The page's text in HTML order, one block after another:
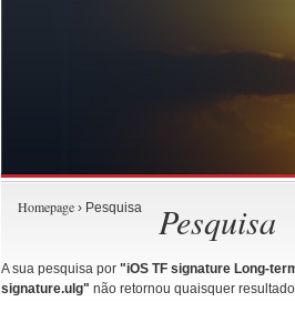
Homepage › Pesquisa Pesquisa
A sua pesquisa por "iOS TF signature Long-
signature.ulg" não retornou quaisquer